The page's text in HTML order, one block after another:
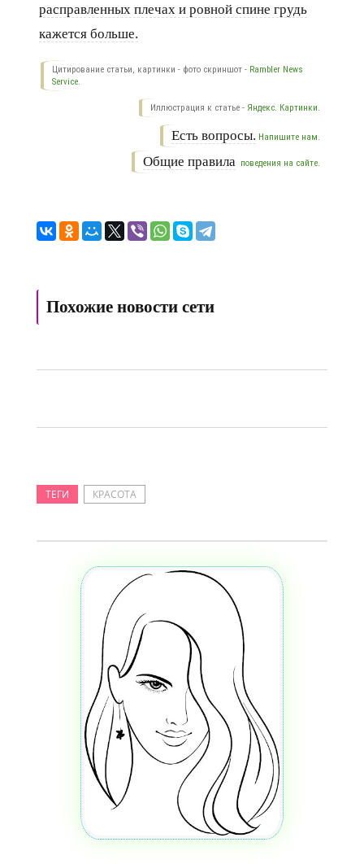
расправленных плечах и ровной спине грудь
кажется больше.
Цитирование статьи, картинки - фото скриншот - Rambler News
Service.
Иллюстрация к статье - Яндекс. Картинки.
Есть вопросы. Напишите нам.
Общие правила поведения на сайте.
Похожие новости сети
ТЕГИ КРАСОТА